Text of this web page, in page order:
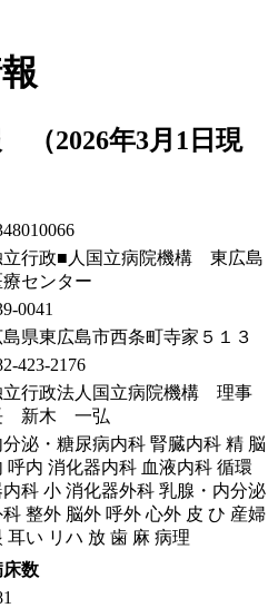
（2026年3月1日現
立行政■人国立病院機構 東広島
療センター
0041
島県東広島市西条町寺家５１３
423-2176
立行政法人国立病院機構 理事
新木 一弘
分泌・糖尿病内科 腎臓内科 精 脳
呼内 消化器内科 血液内科 循環
内科 小 消化器外科 乳腺・内分泌
科 整外 脳外 呼外 心外 皮 ひ 産婦
耳い リハ 放 歯 麻 病理
床数